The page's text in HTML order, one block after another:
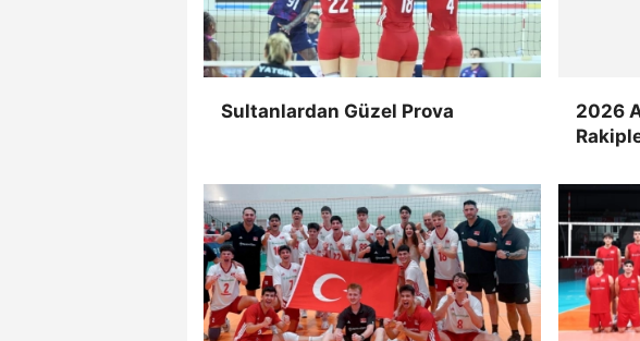
Sultanlardan Güzel Prova
2026